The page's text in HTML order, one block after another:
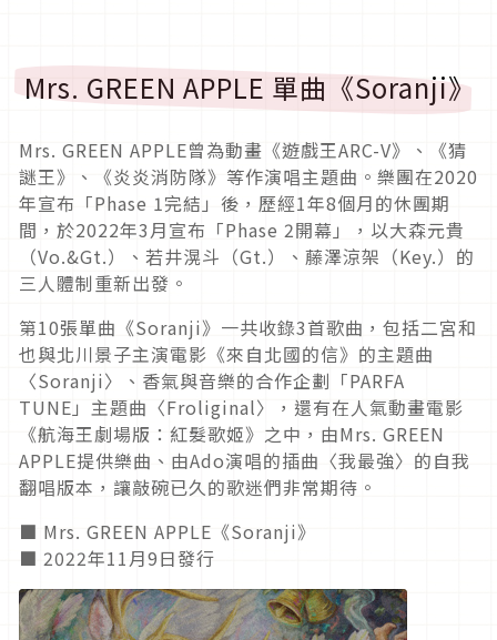
Mrs. GREEN APPLE 單曲《Soranji》
Mrs. GREEN APPLE曾為動畫《遊戲王ARC-V》、《猜
謎王》、《炎炎消防隊》等作演唱主題曲。樂團在2020
年宣布「Phase 1完結」後，歷經1年8個月的休團期
間，於2022年3月宣布「Phase 2開幕」，以大森元貴
（Vo.&Gt.）、若井滉斗（Gt.）、藤澤涼架（Key.）的
三人體制重新出發。
第10張單曲《Soranji》一共收錄3首歌曲，包括二宮和
也與北川景子主演電影《來自北國的信》的主題曲
〈Soranji〉、香氣與音樂的合作企劃「PARFA
TUNE」主題曲〈Froliginal〉，還有在人氣動畫電影
《航海王劇場版：紅髮歌姬》之中，由Mrs. GREEN
APPLE提供樂曲、由Ado演唱的插曲〈我最強〉的自我
翻唱版本，讓敲碗已久的歌迷們非常期待。
■ Mrs. GREEN APPLE《Soranji》
■ 2022年11月9日發行